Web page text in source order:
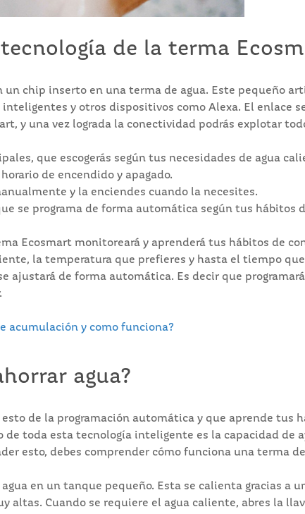
de la terma
un chip inserto en una terma de agua. Este pequeño
y otros dispositivos como Alexa. El enlace
y una vez lograda la conectividad podrás explotar
que escogerás según tus necesidades de agua
de encendido y apagado.
y la enciendes cuando la necesites.
se programa de forma automática según tus hábitos
Ecosmart monitoreará y aprenderá tus hábitos de
la temperatura que prefieres y hasta el tiempo
ajustará de forma automática. Es decir que
acumulación y como funciona?
agua?
de la programación automática y que aprende tus
toda esta tecnología inteligente es la capacidad de
esto, debes comprender cómo funciona una terma
en un tanque pequeño. Esta se calienta gracias a
altas. Cuando se requiere el agua caliente, abres la